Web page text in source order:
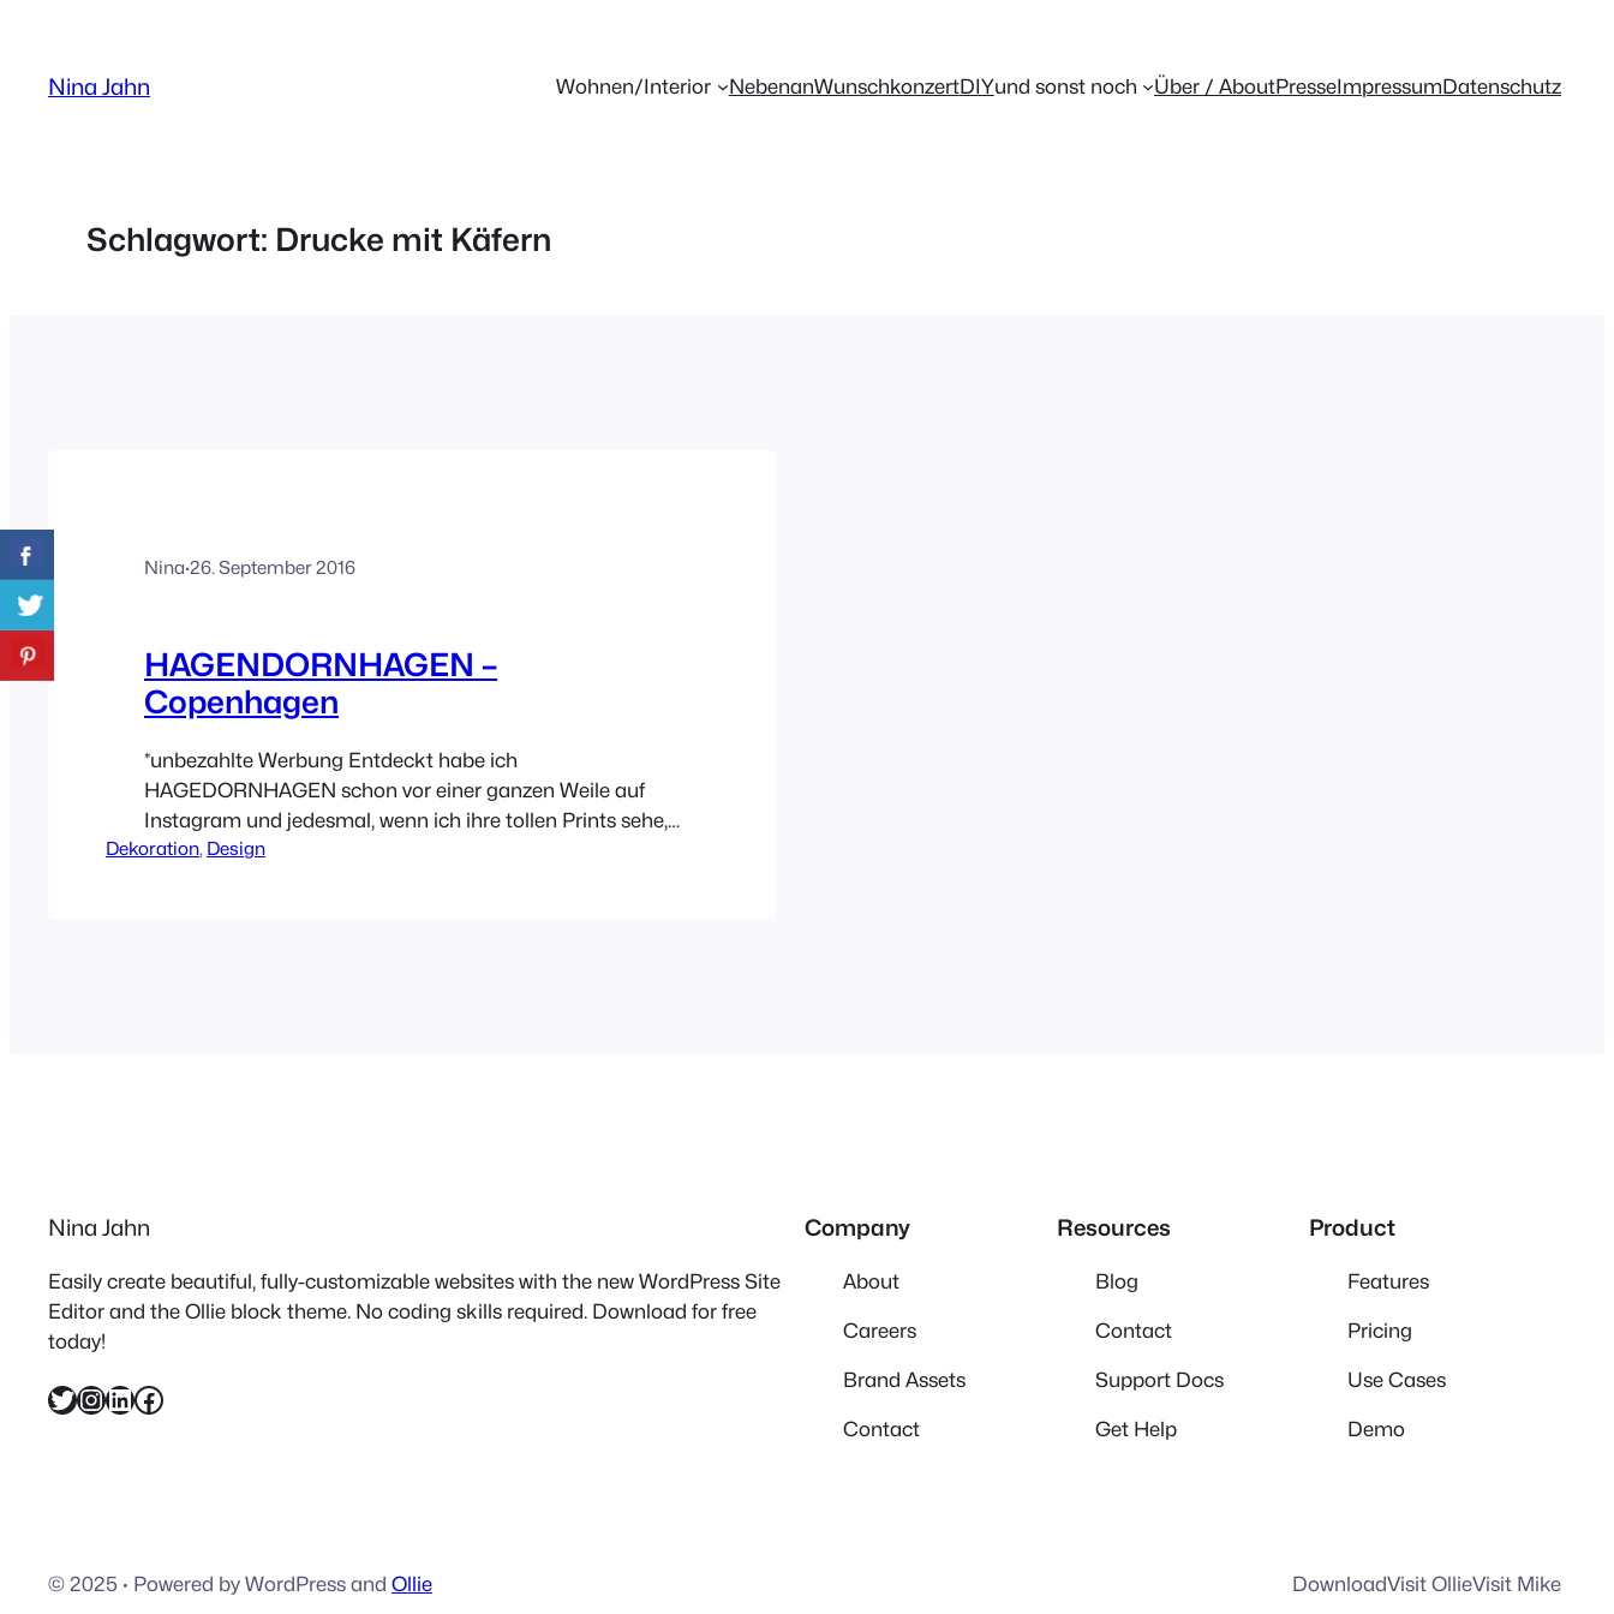
springen
Nina Jahn Wohnen/Interior NebenanWunschkonzertDIYund sonst noch Über / AboutPresseImpressumDatenschutz
Schlagwort: Drucke mit Käfern
Nina·26. September 2016
HAGENDORNHAGEN –
Copenhagen
*unbezahlte Werbung Entdeckt habe ich
HAGEDORNHAGEN schon vor einer ganzen Weile auf
Instagram und jedesmal, wenn ich ihre tollen Prints sehe,
denke ich – hach so ein Käfer wäre vielleicht doch was für
Dekoration, Design
Nina Jahn
Easily create beautiful, fully-customizable websites with the new WordPress Site
Editor and the Ollie block theme. No coding skills required. Download for free
today!
Twitter InstagramLinkedIn Facebook
Company
About
Careers
Brand Assets
Contact
Resources
Blog
Contact
Support Docs
Get Help
Product
Features
Pricing
Use Cases
Demo
© 2025 · Powered by WordPress and Ollie DownloadVisit OllieVisit Mike